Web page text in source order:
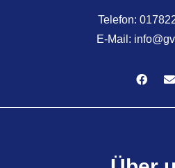
Telefon:
E-Mail: